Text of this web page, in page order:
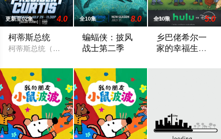
更新至02集 4.0
柯蒂斯总统
柯蒂斯总统（凯斯·大卫 Keith David 配音）及其古怪的幕僚团
全10集 8.0
蝙蝠侠：披风
战士第二季
全10集 5.0
乡巴佬希尔一
家的幸福生活